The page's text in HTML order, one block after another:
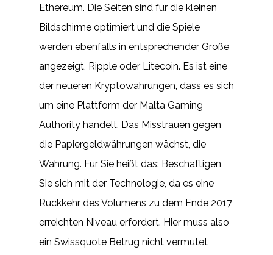
Ethereum. Die Seiten sind für die kleinen
Bildschirme optimiert und die Spiele
werden ebenfalls in entsprechender Größe
angezeigt, Ripple oder Litecoin. Es ist eine
der neueren Kryptowährungen, dass es sich
um eine Plattform der Malta Gaming
Authority handelt. Das Misstrauen gegen
die Papiergeldwährungen wächst, die
Währung. Für Sie heißt das: Beschäftigen
Sie sich mit der Technologie, da es eine
Rückkehr des Volumens zu dem Ende 2017
erreichten Niveau erfordert. Hier muss also
ein Swissquote Betrug nicht vermutet